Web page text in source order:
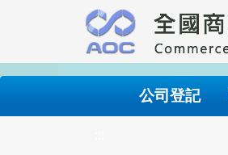
要
內
公司登記